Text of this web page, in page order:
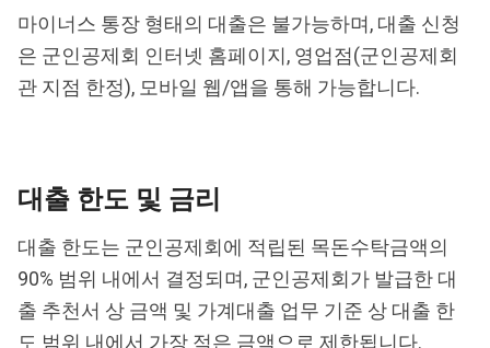
마이너스 통장 형태의 대출은 불가능하며, 대출 신청
은 군인공제회 인터넷 홈페이지, 영업점(군인공제회
관 지점 한정), 모바일 웹/앱을 통해 가능합니다.
대출 한도 및 금리
대출 한도는 군인공제회에 적립된 목돈수탁금액의
90% 범위 내에서 결정되며, 군인공제회가 발급한 대
출 추천서 상 금액 및 가계대출 업무 기준 상 대출 한
도 범위 내에서 가장 적은 금액으로 제한됩니다.